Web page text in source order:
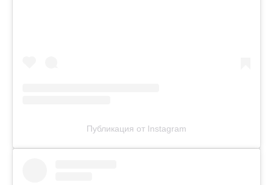
Публикация от Instagram